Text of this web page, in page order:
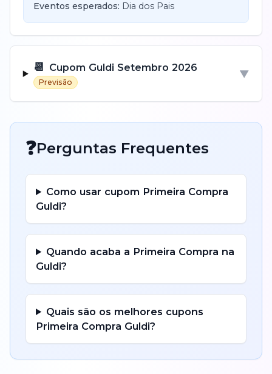
Eventos esperados: Dia dos Pais
📆 Cupom Guldi Setembro 2026
Previsão
▼
❓Perguntas Frequentes
Como usar cupom Primeira Compra
Guldi?
Quando acaba a Primeira Compra na
Guldi?
Quais são os melhores cupons
Primeira Compra Guldi?